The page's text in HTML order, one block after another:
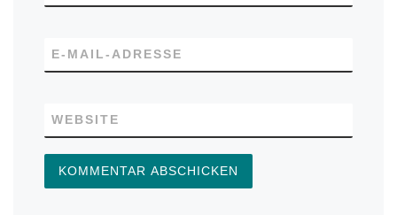
E-MAIL-ADRESSE
WEBSITE